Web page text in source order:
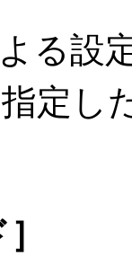
る設
定し